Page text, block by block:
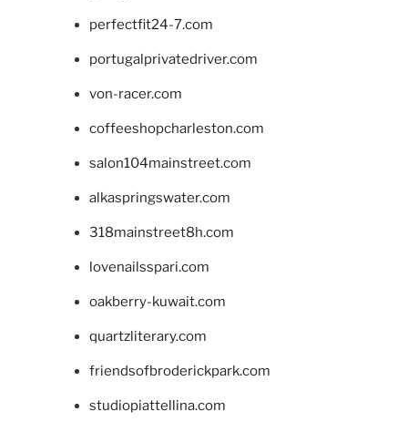
perfectfit24-7.com
portugalprivatedriver.com
von-racer.com
coffeeshopcharleston.com
salon104mainstreet.com
alkaspringswater.com
318mainstreet8h.com
lovenailsspari.com
oakberry-kuwait.com
quartzliterary.com
friendsofbroderickpark.com
studiopiattellina.com